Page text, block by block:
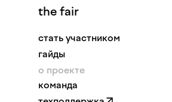
the fair
стать участником
гайды
о проекте
команда